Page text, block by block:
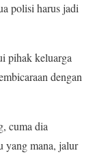
polisi harus jadi
pihak keluarga
dengan
cuma dia
yang mana, jalur